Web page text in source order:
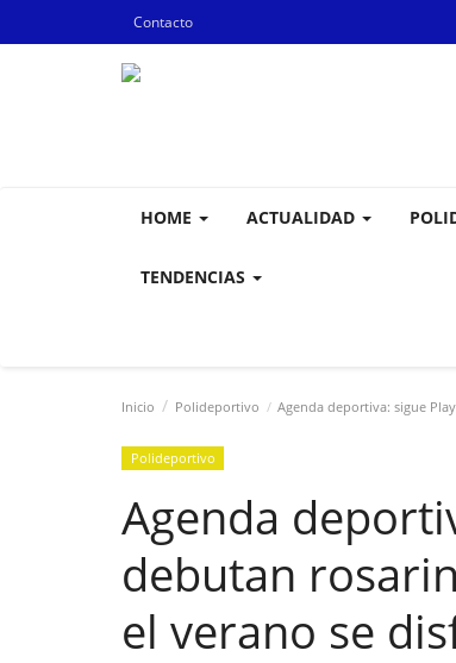
Contacto
HOME ACTUALIDAD
TENDENCIAS
Inicio Polideportivo Agenda deportiva: sigue
Polideportivo
Agenda
debutan
el verano se